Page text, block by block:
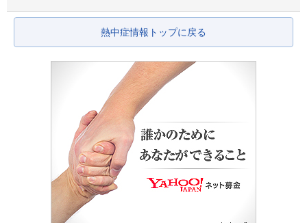
熱中症情報トップに戻る